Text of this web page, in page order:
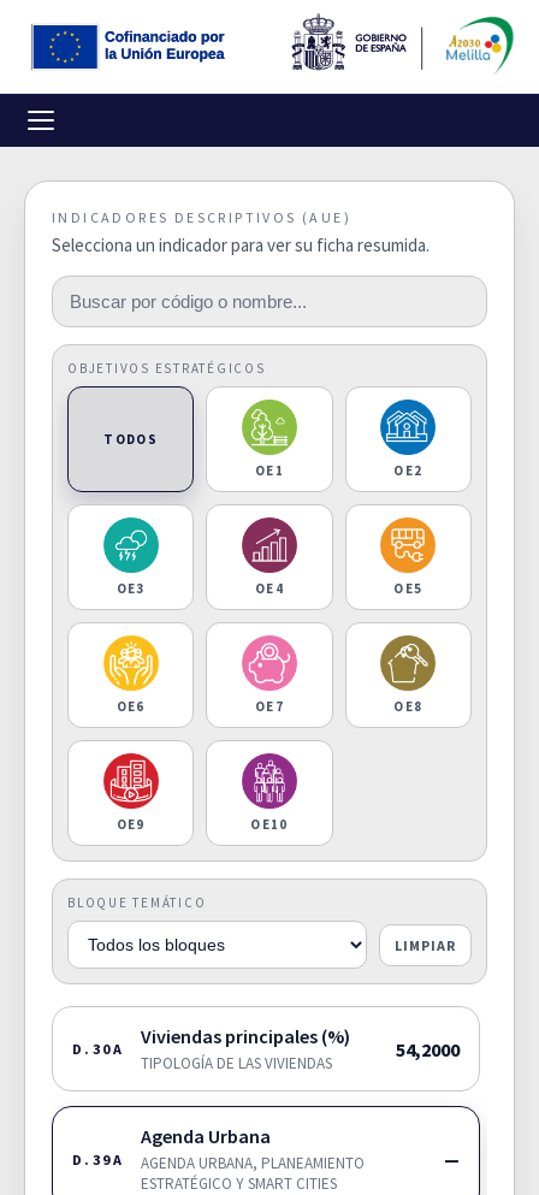
INDICADORES DESCRIPTIVOS (AUE)
Selecciona un indicador para ver su ficha resumida.
OBJETIVOS ESTRATÉGICOS
TODOS
OE1
OE2
OE3 OE4 OE5
OE6 OE7 OE8
OE9 OE10
BLOQUE TEMÁTICO
LIMPIAR
D.30A
Viviendas principales (%)
TIPOLOGÍA DE LAS VIVIENDAS
54,2000
D.39A
Agenda Urbana
AGENDA URBANA, PLANEAMIENTO
ESTRATÉGICO Y SMART CITIES
—